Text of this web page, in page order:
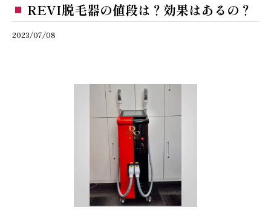
REVI脱毛器の値段は？効果はあるの？
2023/07/08